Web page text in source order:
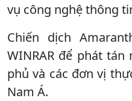
vụ công nghệ thông
Chiến dịch
WINRAR để phát
phủ và các đơn vị
Nam Á.